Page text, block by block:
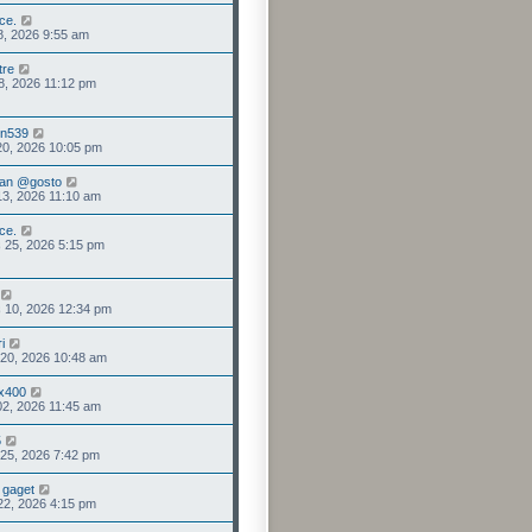
2026 9:55 am
2026 11:12 pm
2026 10:05 pm
@gosto
2026 11:10 am
25, 2026 5:15 pm
10, 2026 12:34 pm
2026 10:48 am
2026 11:45 am
2026 7:42 pm
gaget
2026 4:15 pm